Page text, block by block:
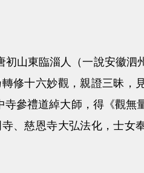
山東臨淄人（一說安徽泗
修十六妙觀，親證三昧，
參禮道綽大師，得《觀無
、慈恩寺大弘法化，士女